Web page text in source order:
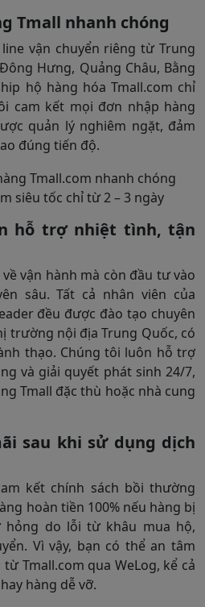
Tmall nhanh chóng
vận chuyển riêng từ Trung
Hưng, Quảng Châu, Bằng
hộ hàng hóa Tmall.com chỉ
cam kết mọi đơn nhập hàng
quản lý nghiêm ngặt, đảm
đúng tiến độ.
siêu tốc chỉ từ 2 – 3 ngày
hỗ trợ nhiệt tình, tận
vận hành mà còn đầu tư vào
sâu. Tất cả nhân viên của
đều được đào tạo chuyên
trường nội địa Trung Quốc, có
thạo. Chúng tôi luôn hỗ trợ
và giải quyết phát sinh 24/7,
Tmall đặc thù hoặc nhà cung
sau khi sử dụng dịch
kết chính sách bồi thường
hoàn tiền 100% nếu hàng bị
hỏng do lỗi từ khâu mua hộ,
Vì vậy, bạn có thể an tâm
Tmall.com qua WeLog, kể cả
hàng dễ vỡ.